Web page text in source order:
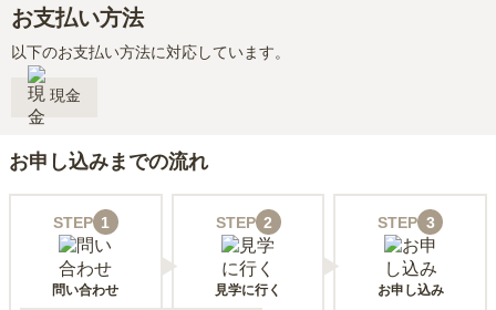
お支払い方法
以下のお支払い方法に対応しています。
現金
お申し込みまでの流れ
STEP 1
問い合わせ
STEP 2
見学に行く
STEP 3
お申し込み